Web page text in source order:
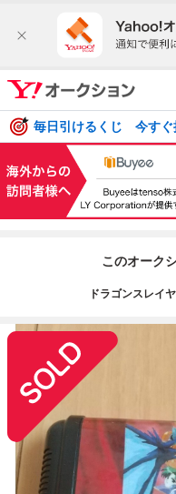
毎日引けるくじ 今すぐ
このオーク
ドラゴンスレイ